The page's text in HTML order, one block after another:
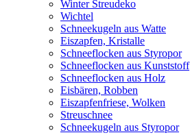
Winter Streudeko
Wichtel
Schneekugeln aus Watte
Eiszapfen, Kristalle
Schneeflocken aus Styropor
Schneeflocken aus Kunststoff
Schneeflocken aus Holz
Eisbären, Robben
Eiszapfenfriese, Wolken
Streuschnee
Schneekugeln aus Styropor